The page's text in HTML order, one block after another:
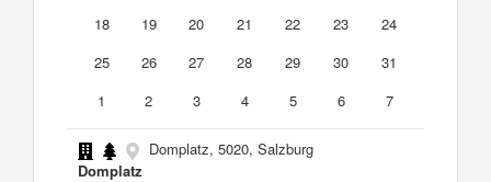
18
19 20 21 22 23
24
25
26 27 28 29 30
31
1
2 3 4 5 6 7
Domplatz, 5020, Salzburg
Domplatz